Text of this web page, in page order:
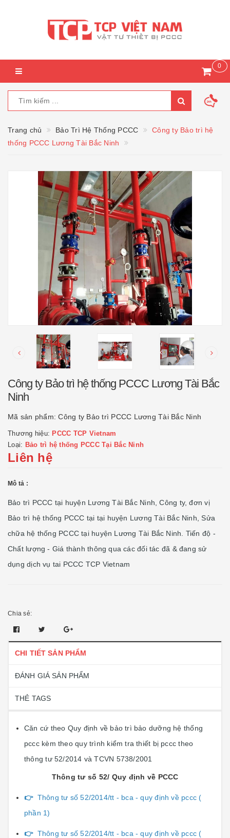
0
Trang chủ Bảo Trì Hệ Thống PCCC
Công ty Bảo trì hệ
thống PCCC Lương Tài Bắc Ninh
Công ty Bảo trì hệ thống PCCC Lương Tài Bắc
Ninh
Mã sản phẩm:Công ty Bảo trì PCCC Lương Tài Bắc Ninh
Thương hiệu: PCCC TCP Vietnam
Loại: Bảo trì hệ thống PCCC Tại Bắc Ninh
Liên hệ
Mô tả :
Bảo trì PCCC tại huyện Lương Tài Bắc Ninh, Công ty, đơn vị
Bảo trì hệ thống PCCC tại tại huyện Lương Tài Bắc Ninh, Sửa
chữa hệ thống PCCC tại huyện Lương Tài Bắc Ninh. Tiến độ -
Chất lượng - Giá thành thông qua các đối tác đã & đang sử
dụng dịch vụ tai PCCC TCP Vietnam
Chia sẻ:
CHI TIẾT SẢN PHẨM
ĐÁNH GIÁ SẢN PHẨM
THẺ TAGS
Căn cứ theo Quy định về bảo trì bảo dưỡng hệ thống
pccc kèm theo quy trình kiểm tra thiết bị pccc theo
thông tư 52/2014 và TCVN 5738/2001
Thông tư số 52/ Quy định về PCCC
👉 Thông tư số 52/2014/tt - bca - quy định về pccc (
phần 1)
👉 Thông tư số 52/2014/tt - bca - quy định về pccc (